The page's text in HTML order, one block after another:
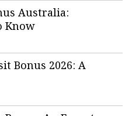
Australia:
Know
Bonus 2026: A